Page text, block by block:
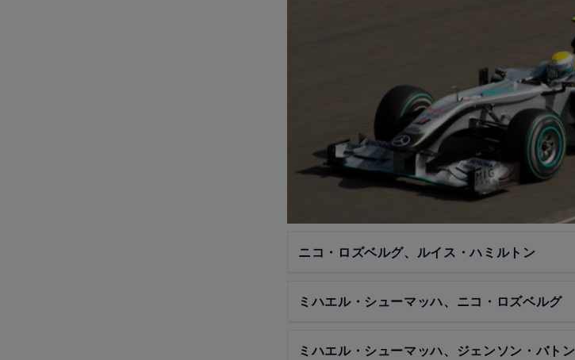
ニコ・ロズベルグ、ルイス・ハミルトン
ミハエル・シューマッハ、ニコ・ロズベルグ
ミハエル・シューマッハ、ジェンソン・バトン